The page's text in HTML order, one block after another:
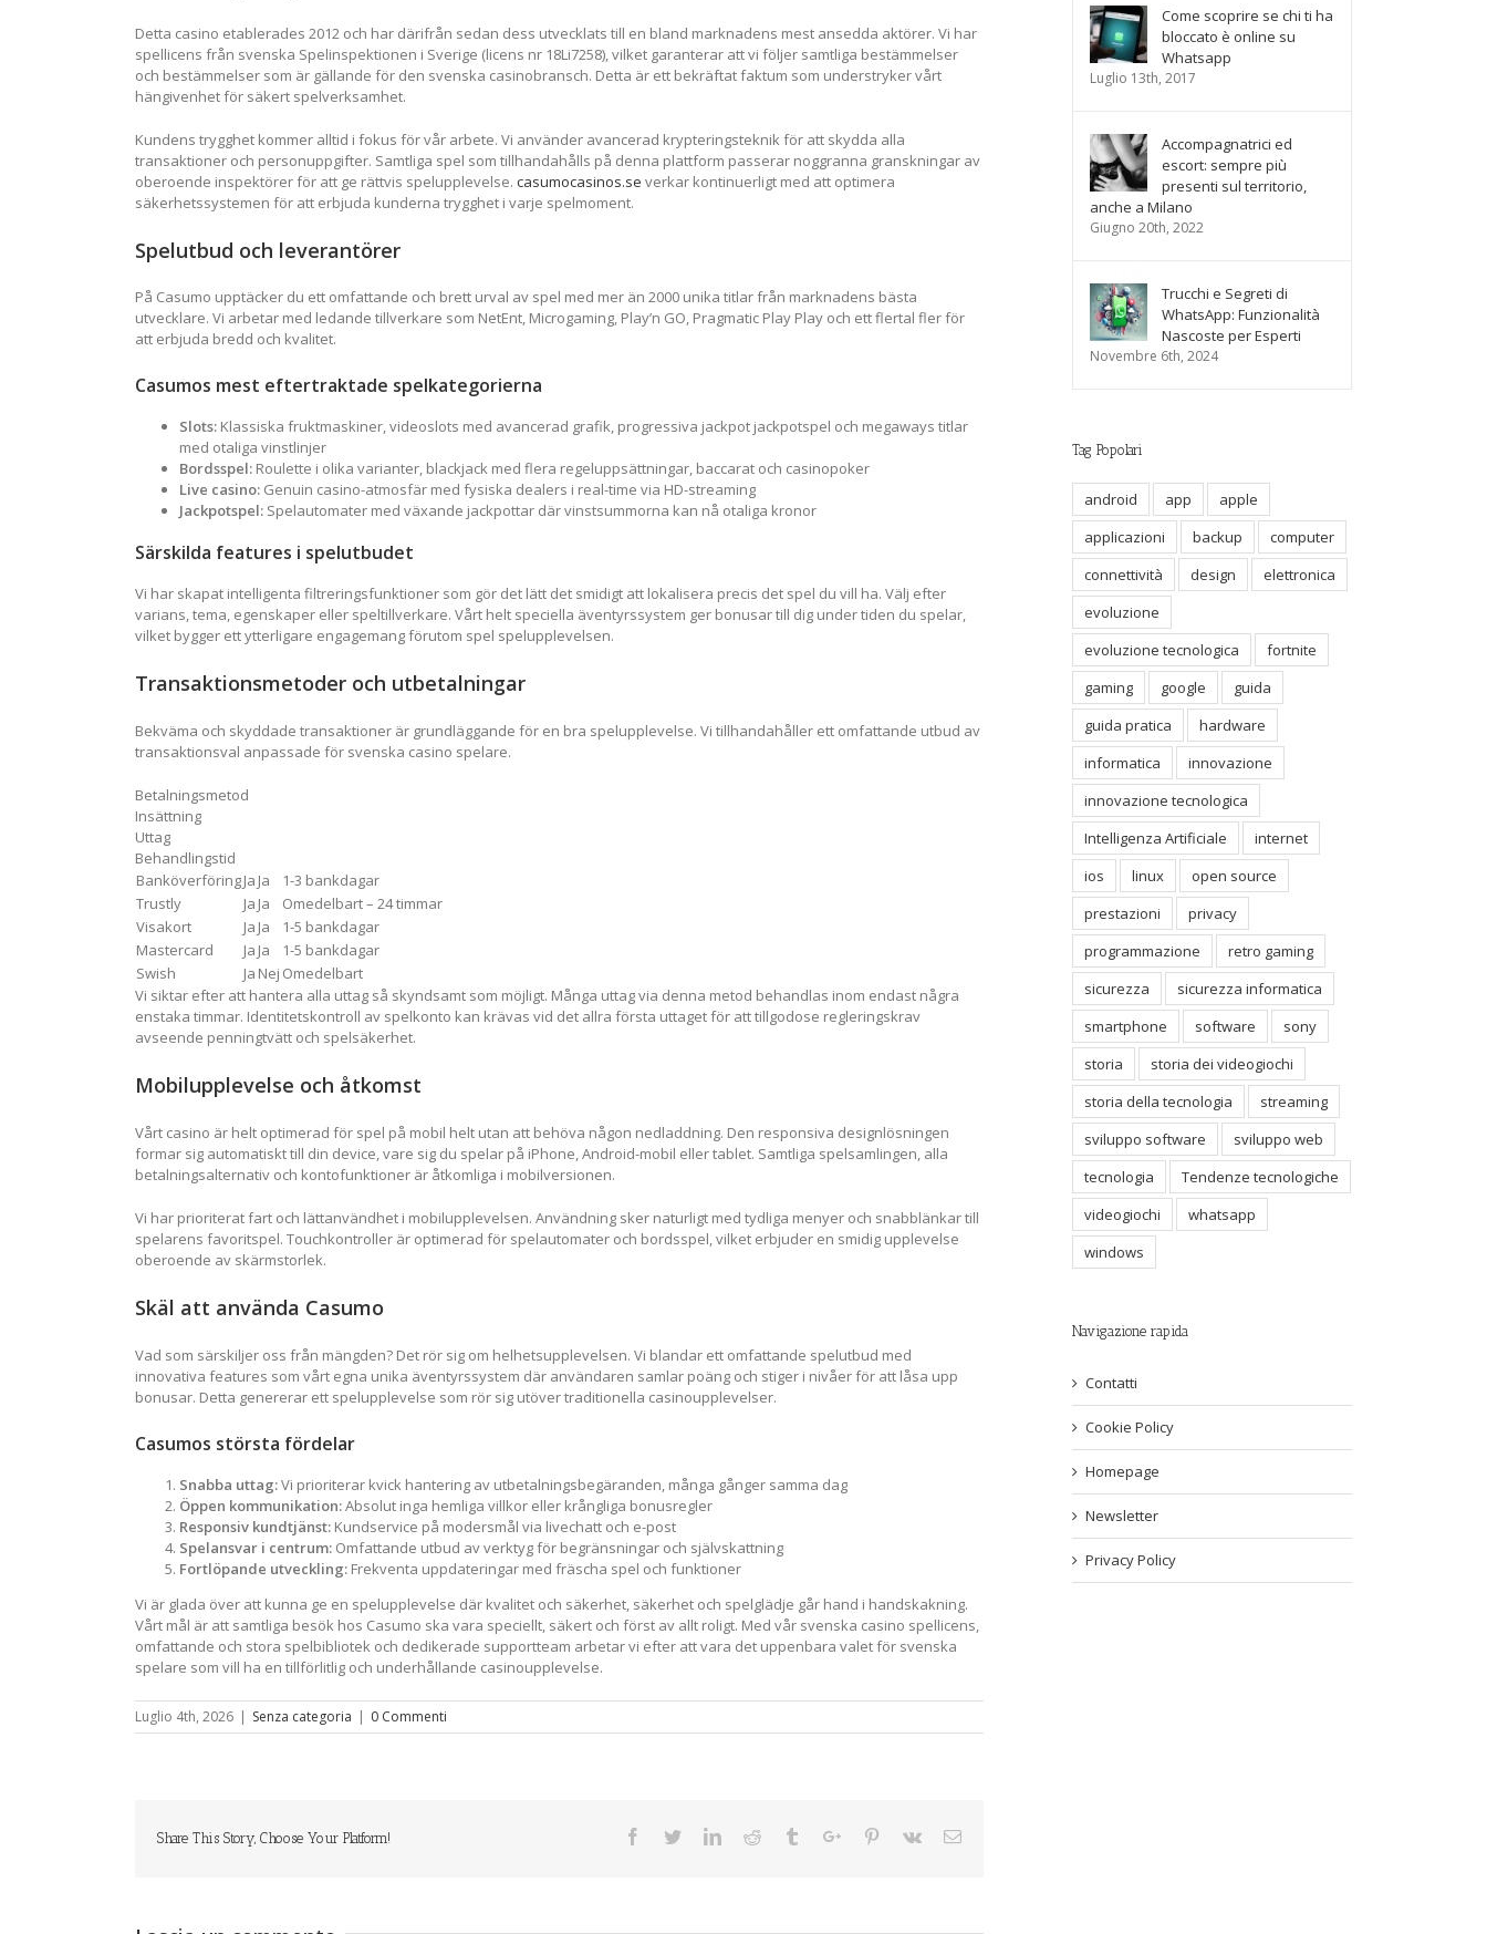
Detta casino etablerades 2012 och har därifrån sedan dess utvecklats till en bland marknadens mest ansedda aktörer. Vi har
spellicens från svenska Spelinspektionen i Sverige (licens nr 18Li7258), vilket garanterar att vi följer samtliga bestämmelser
och bestämmelser som är gällande för den svenska casinobransch. Detta är ett bekräftat faktum som understryker vårt
hängivenhet för säkert spelverksamhet.
Kundens trygghet kommer alltid i fokus för vår arbete. Vi använder avancerad krypteringsteknik för att skydda alla
transaktioner och personuppgifter. Samtliga spel som tillhandahålls på denna plattform passerar noggranna granskningar av
oberoende inspektörer för att ge rättvis spelupplevelse. casumocasinos.se verkar kontinuerligt med att optimera
säkerhetssystemen för att erbjuda kunderna trygghet i varje spelmoment.
Spelutbud och leverantörer
På Casumo upptäcker du ett omfattande och brett urval av spel med mer än 2000 unika titlar från marknadens bästa
utvecklare. Vi arbetar med ledande tillverkare som NetEnt, Microgaming, Play’n GO, Pragmatic Play Play och ett flertal fler för
att erbjuda bredd och kvalitet.
Casumos mest eftertraktade spelkategorierna
Slots: Klassiska fruktmaskiner, videoslots med avancerad grafik, progressiva jackpot jackpotspel och megaways titlar
med otaliga vinstlinjer
Bordsspel: Roulette i olika varianter, blackjack med flera regeluppsättningar, baccarat och casinopoker
Live casino: Genuin casino-atmosfär med fysiska dealers i real-time via HD-streaming
Jackpotspel: Spelautomater med växande jackpottar där vinstsummorna kan nå otaliga kronor
Särskilda features i spelutbudet
Vi har skapat intelligenta filtreringsfunktioner som gör det lätt det smidigt att lokalisera precis det spel du vill ha. Välj efter
varians, tema, egenskaper eller speltillverkare. Vårt helt speciella äventyrssystem ger bonusar till dig under tiden du spelar,
vilket bygger ett ytterligare engagemang förutom spel spelupplevelsen.
Transaktionsmetoder och utbetalningar
Bekväma och skyddade transaktioner är grundläggande för en bra spelupplevelse. Vi tillhandahåller ett omfattande utbud av
transaktionsval anpassade för svenska casino spelare.
Betalningsmetod
Insättning
Uttag
Behandlingstid
BanköverföringJa Ja
1-3 bankdagar
Trustly
Ja Ja
Omedelbart – 24 timmar
Visakort
Ja Ja
1-5 bankdagar
Mastercard
Ja Ja
1-5 bankdagar
Swish
Ja Nej Omedelbart
Vi siktar efter att hantera alla uttag så skyndsamt som möjligt. Många uttag via denna metod behandlas inom endast några
enstaka timmar. Identitetskontroll av spelkonto kan krävas vid det allra första uttaget för att tillgodose regleringskrav
avseende penningtvätt och spelsäkerhet.
Mobilupplevelse och åtkomst
Vårt casino är helt optimerad för spel på mobil helt utan att behöva någon nedladdning. Den responsiva designlösningen
formar sig automatiskt till din device, vare sig du spelar på iPhone, Android-mobil eller tablet. Samtliga spelsamlingen, alla
betalningsalternativ och kontofunktioner är åtkomliga i mobilversionen.
Vi har prioriterat fart och lättanvändhet i mobilupplevelsen. Användning sker naturligt med tydliga menyer och snabblänkar till
spelarens favoritspel. Touchkontroller är optimerad för spelautomater och bordsspel, vilket erbjuder en smidig upplevelse
oberoende av skärmstorlek.
Skäl att använda Casumo
Vad som särskiljer oss från mängden? Det rör sig om helhetsupplevelsen. Vi blandar ett omfattande spelutbud med
innovativa features som vårt egna unika äventyrssystem där användaren samlar poäng och stiger i nivåer för att låsa upp
bonusar. Detta genererar ett spelupplevelse som rör sig utöver traditionella casinoupplevelser.
Casumos största fördelar
Snabba uttag:Vi prioriterar kvick hantering av utbetalningsbegäranden, många gånger samma dag
Öppen kommunikation:Absolut inga hemliga villkor eller krångliga bonusregler
Responsiv kundtjänst: Kundservice på modersmål via livechatt och e-post
Spelansvar i centrum: Omfattande utbud av verktyg för begränsningar och självskattning
Fortlöpande utveckling: Frekventa uppdateringar med fräscha spel och funktioner
Vi är glada över att kunna ge en spelupplevelse där kvalitet och säkerhet, säkerhet och spelglädje går hand i handskakning.
Vårt mål är att samtliga besök hos Casumo ska vara speciellt, säkert och först av allt roligt. Med vår svenska casino spellicens,
omfattande och stora spelbibliotek och dedikerade supportteam arbetar vi efter att vara det uppenbara valet för svenska
spelare som vill ha en tillförlitlig och underhållande casinoupplevelse.
Luglio 4th, 2026 | Senza categoria | 0 Commenti
Share This Story, Choose Your Platform! Facebook
TwitterLinkedinReddit TumblrGoogle+Pinterest
Vk Email
Come scoprire se chi ti ha
bloccato è online su
Whatsapp
Luglio 13th, 2017
Accompagnatrici ed
escort: sempre più
presenti sul territorio,
anche a Milano
Giugno 20th, 2022
Trucchi e Segreti di
WhatsApp: Funzionalità
Nascoste per Esperti
Novembre 6th, 2024
Tag Popolari
android app
apple
applicazioni
backup
computer
connettività
design
elettronica
evoluzione
evoluzione tecnologica
fortnite
gaming
google
guida
guida pratica
hardware
informatica
innovazione
innovazione tecnologica
Intelligenza Artificiale
internet
ios
linux
open source
prestazioni
privacy
programmazione
retro gaming
sicurezza
sicurezza informatica
smartphone
software
sony
storia
storia dei videogiochi
storia della tecnologia
streaming
sviluppo software
sviluppo web
tecnologia
Tendenze tecnologiche
videogiochi
whatsapp
windows
Navigazione rapida
Contatti
Cookie Policy
Homepage
Newsletter
Privacy Policy